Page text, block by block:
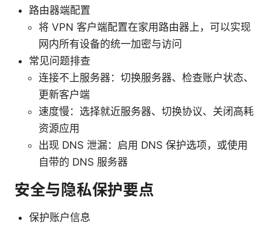
路由器端配置
将 VPN 客户端配置在家用路由器上，可以实现
网内所有设备的统一加密与访问
常见问题排查
连接不上服务器：切换服务器、检查账户状态、
更新客户端
速度慢：选择就近服务器、切换协议、关闭高耗
资源应用
出现 DNS 泄漏：启用 DNS 保护选项，或使用
自带的 DNS 服务器
安全与隐私保护要点
保护账户信息